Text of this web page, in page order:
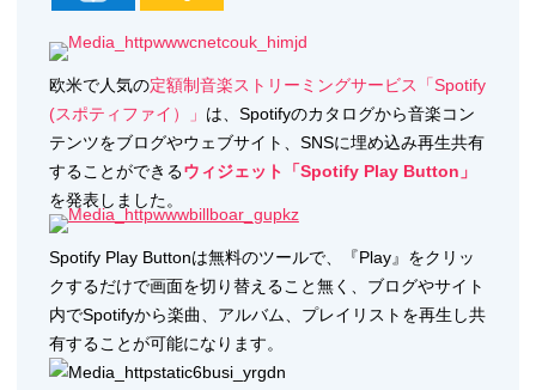
欧米で人気の定額制音楽ストリーミングサービス「Spotify
(スポティファイ）」 は、Spotifyのカタログから音楽コン
テンツをブログやウェブサイト、SNSに埋め込み再生共有
することができるウィジェット「Spotify Play Button」
を発表しました。
Spotify Play Buttonは無料のツールで、『Play』をクリッ
クするだけで画面を切り替えること無く、ブログやサイト
内でSpotifyから楽曲、アルバム、プレイリストを再生し共
有することが可能になります。